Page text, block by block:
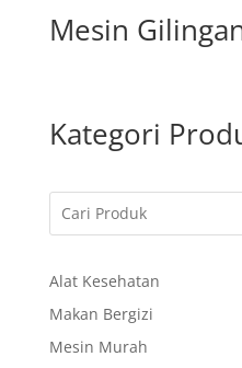
Mesin
Kategori
Alat Kesehatan
Makan Bergizi
Mesin Murah